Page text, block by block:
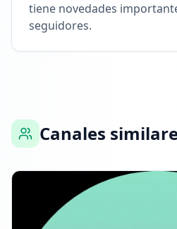
tiene novedades
seguidores.
Canales